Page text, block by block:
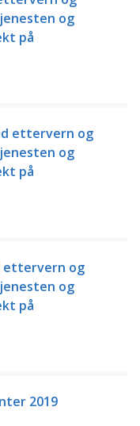
og
på
ettervern og
og
på
ettervern og
og
på
2019